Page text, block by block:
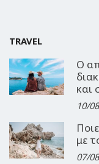
TRAVEL
Ο
και
10/
με
07/